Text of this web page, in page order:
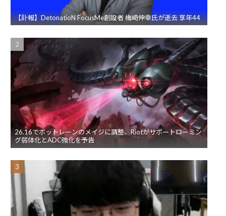
【訃報】DetonatioN FocusMe創設者 梅崎伸幸氏が逝去 享年44
26.16でボットレーンのメイジに調整、Riotがサポートローミン
グ弱体化とADC強化を予告